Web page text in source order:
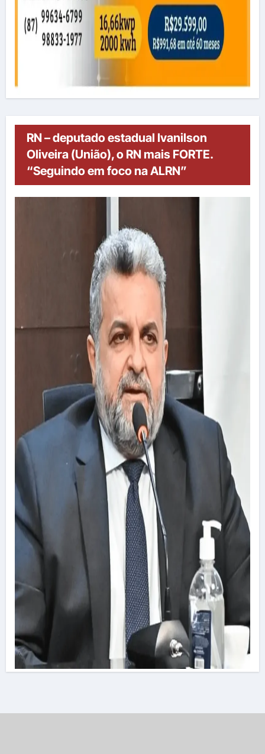
RN – deputado estadual Ivanilson
Oliveira (União), o RN mais FORTE.
“Seguindo em foco na ALRN”